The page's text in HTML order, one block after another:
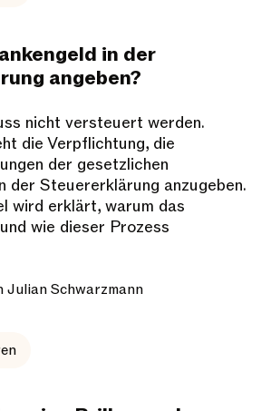
in der
angeben?
nicht versteuert werden.
die Verpflichtung, die
der gesetzlichen
der Steuererklärung anzugeben.
wird erklärt, warum das
wie dieser Prozess
Julian Schwarzmann